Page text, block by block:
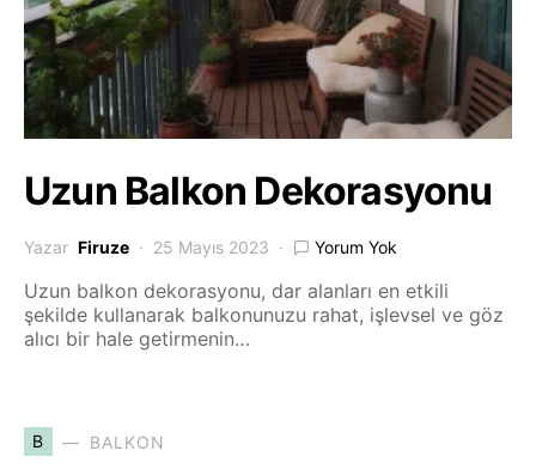
Uzun Balkon Dekorasyonu
Yazar Firuze 25 Mayıs 2023 Yorum Yok
Uzun balkon dekorasyonu, dar alanları en etkili
şekilde kullanarak balkonunuzu rahat, işlevsel ve göz
alıcı bir hale getirmenin…
B BALKON